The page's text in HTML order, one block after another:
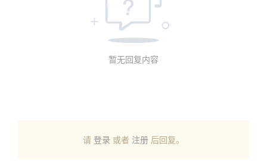
暂无回复内容
请 登录 或者 注册 后回复。